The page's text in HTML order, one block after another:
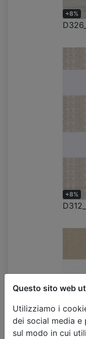
Questo sito web
Utilizziamo i
dei social media
sul modo in cui
+8%
+8%